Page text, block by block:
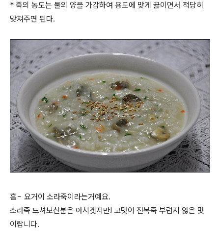
* 죽의 농도는 물의 양을 가감하여 용도에 맞게 끓이면서 적당히
맞쳐주면 된다.
흠~ 요거이 소라죽이라는거예요.
소라죽 드셔보신분은 아시겟지만! 고맛이 전복죽 부럽지 않은 맛
이랍니다.